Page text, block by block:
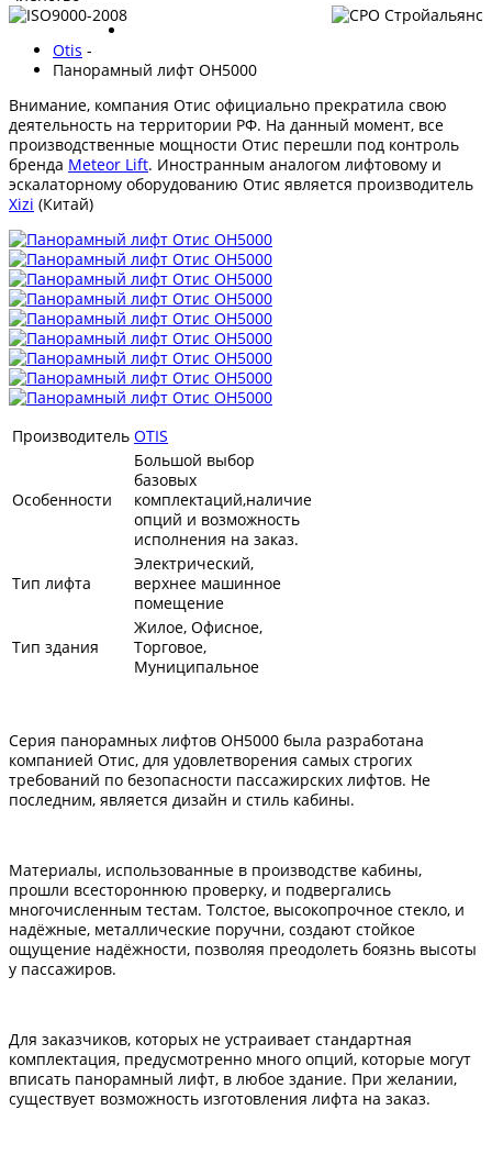
Otis -
Панорамный лифт OH5000
Внимание, компания Отис официально прекратила свою
деятельность на территории РФ. На данный момент, все
производственные мощности Отис перешли под контроль
бренда Meteor Lift. Иностранным аналогом лифтовому и
эскалаторному оборудованию Отис является производитель
Xizi (Китай)
Производитель OTIS
Особенности
Большой выбор
базовых
комплектаций,наличие
опций и возможность
исполнения на заказ.
Тип лифта
Электрический,
верхнее машинное
помещение
Тип здания
Жилое, Офисное,
Торговое,
Муниципальное
Серия панорамных лифтов OH5000 была разработана
компанией Отис, для удовлетворения самых строгих
требований по безопасности пассажирских лифтов. Не
последним, является дизайн и стиль кабины.
Материалы, использованные в производстве кабины,
прошли всестороннюю проверку, и подвергались
многочисленным тестам. Толстое, высокопрочное стекло, и
надёжные, металлические поручни, создают стойкое
ощущение надёжности, позволяя преодолеть боязнь высоты
у пассажиров.
Для заказчиков, которых не устраивает стандартная
комплектация, предусмотренно много опций, которые могут
вписать панорамный лифт, в любое здание. При желании,
существует возможность изготовления лифта на заказ.